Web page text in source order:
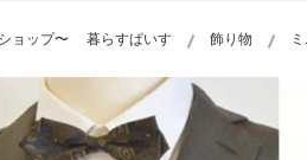
ョップ〜 暮らすぱいす 飾り物